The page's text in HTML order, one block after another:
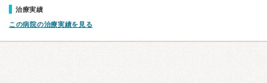
治療実績
この病院の治療実績を見る